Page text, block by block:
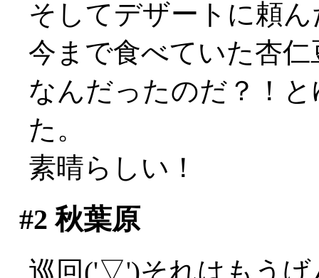
そしてデザートに頼
今まで食べていた杏
なんだったのだ？！
た。
素晴らしい！
#2 秋葉原
巡回('▽')それはもうげ